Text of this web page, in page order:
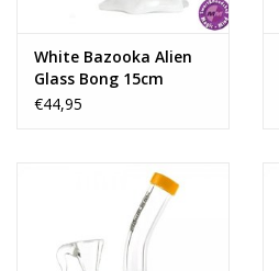
White Bazooka Alien
Glass Bong 15cm
€44,95